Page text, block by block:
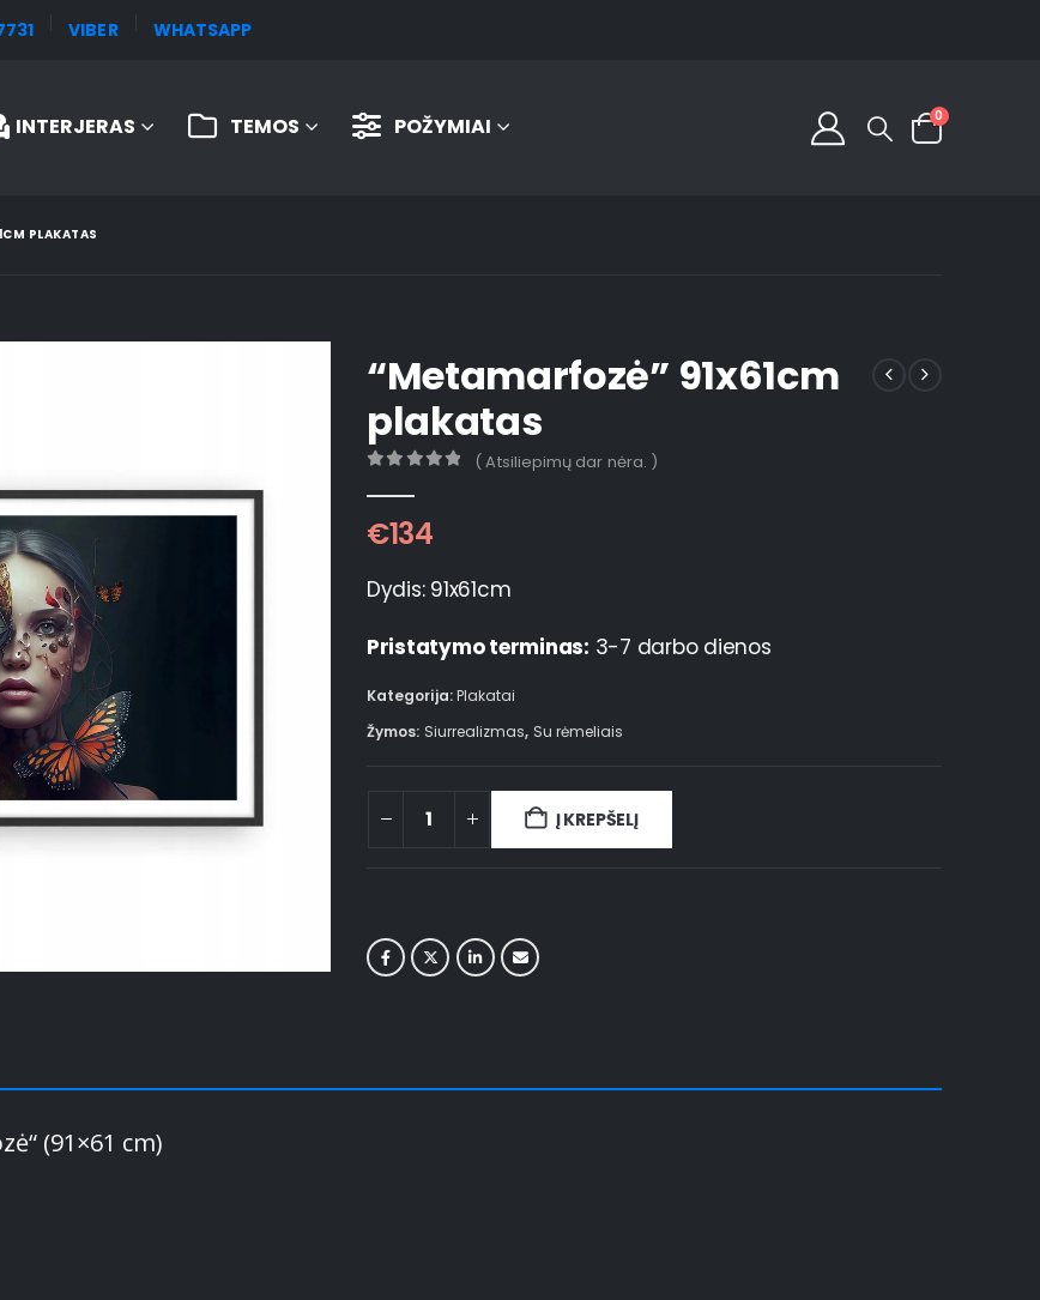
VIBER WHATSAPP
INTERJERAS TEMOS POŽYMIAI 0
PLAKATAS
“Metamarfozė” 91x61cm
plakatas
( Atsiliepimų dar nėra. )
€134
Dydis: 91x61cm
Pristatymo terminas: 3-7 darbo dienos
Kategorija:Plakatai
Žymos: Siurrealizmas, Su rėmeliais
Į KREPŠELĮ
(91×61 cm)